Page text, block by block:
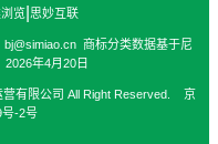
览| 思妙互联
商标分类数据基于尼
年4月20日
营有限公司 All Right Reserved. 京
号-2号